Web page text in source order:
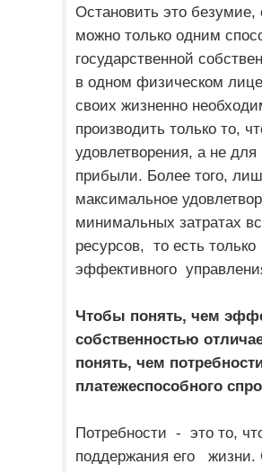
Остановить это
можно только одним
государственной
в одном физическом
своих жизненно
производить только то,
удовлетворения, а не
прибыли. Более того,
максимальное
минимальных затратах
ресурсов, то есть
эффективного
Чтобы понять, чем
собственностью
понять, чем
платежеспособного
Потребности - это то,
поддержания его жизни.